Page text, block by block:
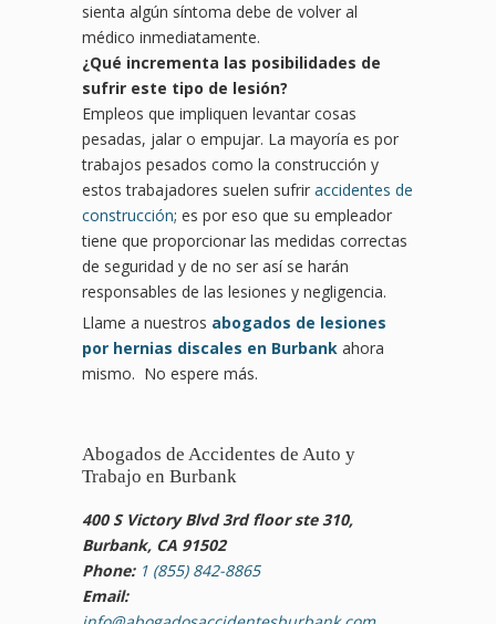
sienta algún síntoma debe de volver al
médico inmediatamente.
¿Qué incrementa las posibilidades de
sufrir este tipo de lesión?
Empleos que impliquen levantar cosas
pesadas, jalar o empujar. La mayoría es por
trabajos pesados como la construcción y
estos trabajadores suelen sufrir accidentes de
construcción; es por eso que su empleador
tiene que proporcionar las medidas correctas
de seguridad y de no ser así se harán
responsables de las lesiones y negligencia.
Llame a nuestros abogados de lesiones
por hernias discales en Burbank ahora
mismo. No espere más.
Abogados de Accidentes de Auto y
Trabajo en Burbank
400 S Victory Blvd 3rd floor ste 310,
Burbank, CA 91502
Phone: 1 (855) 842-8865
Email: